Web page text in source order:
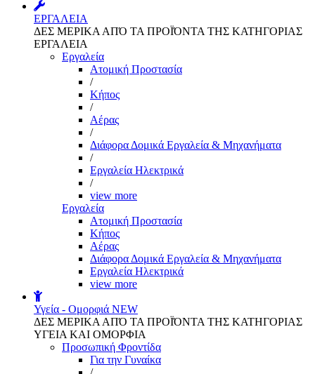
ΕΡΓΑΛΕΙΑ
ΔΕΣ ΜΕΡΙΚΑ ΑΠΌ ΤΑ ΠΡΟΪΌΝΤΑ ΤΗΣ ΚΑΤΗΓΟΡΙΑΣ
ΕΡΓΑΛΕΙΑ
Εργαλεία
Aτομική Προστασία
/
Kήπος
/
Αέρας
/
Διάφορα Δομικά Εργαλεία & Μηχανήματα
/
Εργαλεία Ηλεκτρικά
/
view more
Εργαλεία
Aτομική Προστασία
Kήπος
Αέρας
Διάφορα Δομικά Εργαλεία & Μηχανήματα
Εργαλεία Ηλεκτρικά
view more
Υγεία - Ομορφιά NEW
ΔΕΣ ΜΕΡΙΚΑ ΑΠΌ ΤΑ ΠΡΟΪΌΝΤΑ ΤΗΣ ΚΑΤΗΓΟΡΙΑΣ
ΥΓΕΙΑ ΚΑΙ ΟΜΟΡΦΙΑ
Προσωπική Φροντίδα
Για την Γυναίκα